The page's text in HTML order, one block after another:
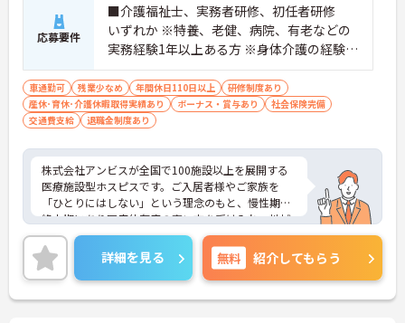
応募要件
■介護福祉士、実務者研修、初任者研修
いずれか ※特養、老健、病院、有老などの
実務経験1年以上ある方 ※身体介護の経験年
以上ある方、機械浴の使用の経験のある方
歓迎
車通勤可 残業少なめ 年間休日110日以上
研修制度あり
産休･育休･介護休暇取得実績あり
ボーナス・賞与あり
社会保険完備
交通費支給
退職金制度あり
株式会社アンビスが全国で100施設以上を展開する
医療施設型ホスピスです。ご入居者様やご家族を
「ひとりにはしない」という理念のもと、慢性期や
終末期にあり医療依存度の高い方を受け入れ、地域
医療を支える社会的意義の高い事業を推進していま
す。現場には看護師が24時間常駐しています。急変
時の対応や医療行為は看護師が担当するため、初任
者研修や実務者研修の方も食事介助や入浴介助など
の生活を支えるケアに専念できる環境です。多職種
詳細を見る 無料 紹介してもらう